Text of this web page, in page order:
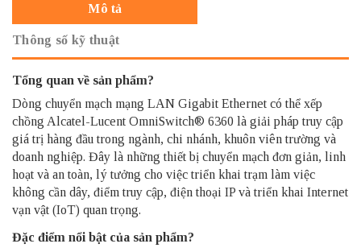
Mô tả
Thông số kỹ thuật
Tổng quan về sản phẩm?
Dòng chuyển mạch mạng LAN Gigabit Ethernet có thể xếp
chồng Alcatel-Lucent OmniSwitch® 6360 là giải pháp truy cập
giá trị hàng đầu trong ngành, chi nhánh, khuôn viên trường và
doanh nghiệp. Đây là những thiết bị chuyển mạch đơn giản, linh
hoạt và an toàn, lý tưởng cho việc triển khai trạm làm việc
không cần dây, điểm truy cập, điện thoại IP và triển khai Internet
vạn vật (IoT) quan trọng.
Đặc điểm nổi bật của sản phẩm?